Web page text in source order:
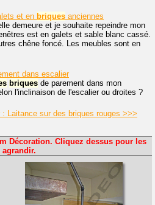
et en briques anciennes
demeure et je souhaite repeindre mon
est en galets et sable blanc cassé.
chêne foncé. Les meubles sont en
dans escalier
briques de parement dans mon
l'inclinaison de l'escalier ou droites ?
Laitance sur des briques rouges >>>
Décoration. Cliquez dessus pour les
agrandir.